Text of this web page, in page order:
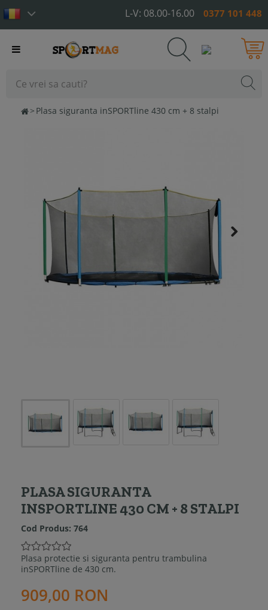
L-V: 08.00-16.00 0377 101 448
Toggle
> Plasa siguranta inSPORTline 430 cm + 8 stalpi
PLASA SIGURANTA
INSPORTLINE 430 CM + 8 STALPI
Cod Produs: 764
Plasa protectie si siguranta pentru trambulina
inSPORTline de 430 cm.
909,00 RON